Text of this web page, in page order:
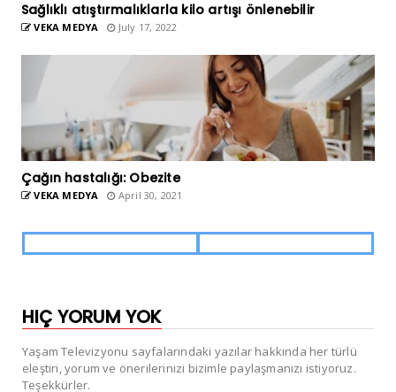
Sağlıklı atıştırmalıklarla kilo artışı önlenebilir
VEKA MEDYA July 17, 2022
Çağın hastalığı: Obezite
VEKA MEDYA April 30, 2021
HIÇ YORUM YOK
Yaşam Televizyonu sayfalarındaki yazılar hakkında her türlü
eleştiri, yorum ve önerilerinizi bizimle paylaşmanızı istiyoruz.
Teşekkürler.